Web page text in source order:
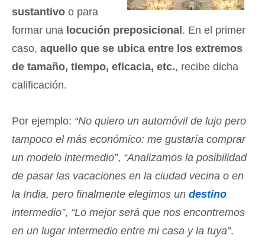
sustantivo o para
formar una locución preposicional . En el primer
caso, aquello que se ubica entre los extremos
de tamaño, tiempo, eficacia, etc., recibe dicha
calificación.
Por ejemplo: “No quiero un automóvil de lujo pero
tampoco el más económico: me gustaría comprar
un modelo intermedio”, “Analizamos la posibilidad
de pasar las vacaciones en la ciudad vecina o en
la India, pero finalmente elegimos un destino
intermedio”, “Lo mejor será que nos encontremos
en un lugar intermedio entre mi casa y la tuya”.